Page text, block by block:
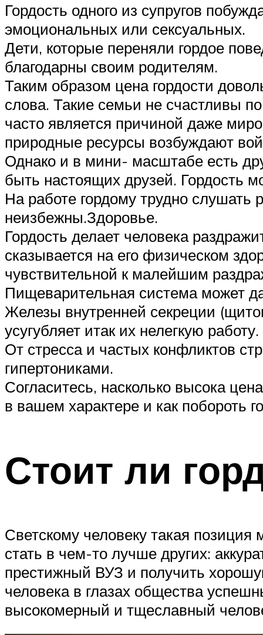
Гордость одного из супругов
эмоциональных или сексуальных.
Дети, которые переняли гордое
благодарны своим родителям.
Таким образом цена гордости
слова. Такие семьи не счастливы
часто является причиной даже
природные ресурсы возбуждают
Однако и в мини- масштабе есть
быть настоящих друзей. Гордость
На работе гордому трудно слушать
неизбежны.Здоровье.
Гордость делает человека
сказывается на его физическом
чувствительной к малейшим
Пищеварительная система может
Железы внутренней секреции
усугубляет итак их нелегкую работу.
От стресса и частых конфликтов
гипертониками.
Согласитесь, насколько высока
в вашем характере и как побороть
Стоит ли
Светскому человеку такая
стать в чем-то лучше других:
престижный ВУЗ и получить
человека в глазах общества
высокомерный и тщеславный